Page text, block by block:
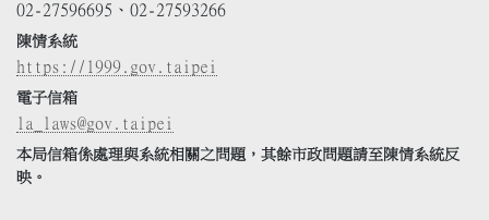
02-27596695、02-27593266
陳情系統
https://1999.gov.taipei
電子信箱
la_laws@gov.taipei
本局信箱係處理與系統相關之問題，其餘市政問題請至陳情系統反
映。